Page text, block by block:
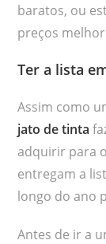
baratos, ou
preços
Ter a lista
Assim como
jato de tinta
adquirir para
entregam a
longo do ano
Antes de ir a